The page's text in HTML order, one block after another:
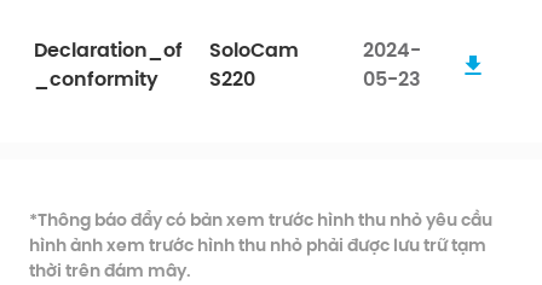
Declaration_of
_conformity
SoloCam
S220
2024-
05-23
*Thông báo đẩy có bản xem trước hình thu nhỏ yêu cầu
hình ảnh xem trước hình thu nhỏ phải được lưu trữ tạm
thời trên đám mây.